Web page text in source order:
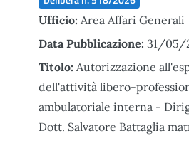
Ufficio: Area Affari Generali
Data Pubblicazione: 31/05/
Titolo: Autorizzazione
dell'attività libero-
ambulatoriale interna -
Dott. Salvatore Battaglia